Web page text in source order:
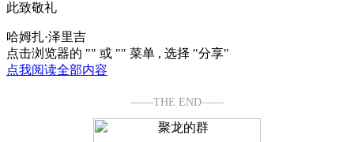
此致敬礼
哈姆扎·泽里吉
点击浏览器的 "" 或 "" 菜单 , 选择 "分享"
点我阅读全部内容
——THE END——